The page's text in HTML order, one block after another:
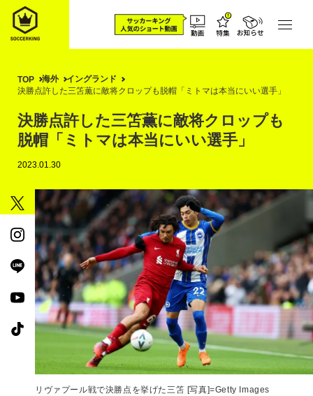
TOP 海外
イングランド
決勝点許した三笘薫に敵将クロップも脱帽「ミトマは本当にいい選手」
決勝点許した三笘薫に敵将クロップも
脱帽「ミトマは本当にいい選手」
2023.01.30
リヴァプール戦で決勝点を挙げた三笘 [写真]=Getty Images